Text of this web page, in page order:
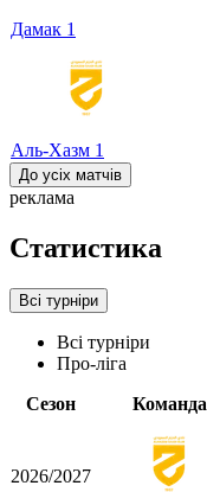
Дамак 1
Аль-Хазм 1
До усіх матчів
реклама
Статистика
Всі турніри
Всі турніри
Про-ліга
Сезон
Команда
2026/2027